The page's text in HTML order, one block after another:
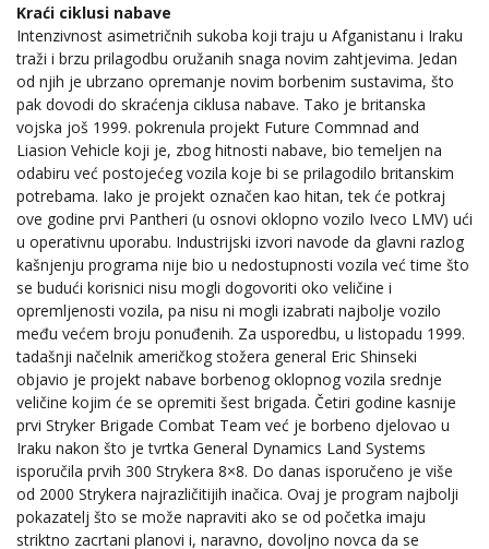
Kraći ciklusi nabave
Intenzivnost asimetričnih sukoba koji traju u Afganistanu i Iraku
traži i brzu prilagodbu oružanih snaga novim zahtjevima. Jedan
od njih je ubrzano opremanje novim borbenim sustavima, što
pak dovodi do skraćenja ciklusa nabave. Tako je britanska
vojska još 1999. pokrenula projekt Future Commnad and
Liasion Vehicle koji je, zbog hitnosti nabave, bio temeljen na
odabiru već postojećeg vozila koje bi se prilagodilo britanskim
potrebama. Iako je projekt označen kao hitan, tek će potkraj
ove godine prvi Pantheri (u osnovi oklopno vozilo Iveco LMV) ući
u operativnu uporabu. Industrijski izvori navode da glavni razlog
kašnjenju programa nije bio u nedostupnosti vozila već time što
se budući korisnici nisu mogli dogovoriti oko veličine i
opremljenosti vozila, pa nisu ni mogli izabrati najbolje vozilo
među većem broju ponuđenih. Za usporedbu, u listopadu 1999.
tadašnji načelnik američkog stožera general Eric Shinseki
objavio je projekt nabave borbenog oklopnog vozila srednje
veličine kojim će se opremiti šest brigada. Četiri godine kasnije
prvi Stryker Brigade Combat Team već je borbeno djelovao u
Iraku nakon što je tvrtka General Dynamics Land Systems
isporučila prvih 300 Strykera 8×8. Do danas isporučeno je više
od 2000 Strykera najrazličitijih inačica. Ovaj je program najbolji
pokazatelj što se može napraviti ako se od početka imaju
striktno zacrtani planovi i, naravno, dovoljno novca da se